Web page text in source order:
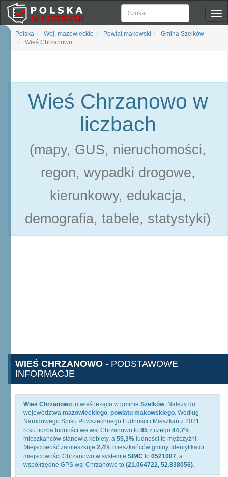
Polska Woj. mazowieckie Powiat makowski
Gmina Szelków
Wieś Chrzanowo
Wieś Chrzanowo w
liczbach
(mapy, GUS, nieruchomości,
regon, wypadki drogowe,
kierunkowy, edukacja,
demografia, tabele, statystyki)
WIEŚ CHRZANOWO - PODSTAWOWE
INFORMACJE
Wieś Chrzanowo to wieś leżąca w gminie Szelków. Należy do
województwa mazowieckiego, powiatu makowskiego. Według
Narodowego Spisu Powszechnego Ludności i Mieszkań z 2021
roku liczba ludności we wsi Chrzanowo to 85 z czego 44,7%
mieszkańców stanowią kobiety, a 55,3% ludności to mężczyźni.
Miejscowość zamieszkuje 2,4% mieszkańców gminy. Identyfikator
miejscowości Chrzanowo w systemie SIMC to 0521087, a
współrzędne GPS wsi Chrzanowo to (21.064722, 52.838056).